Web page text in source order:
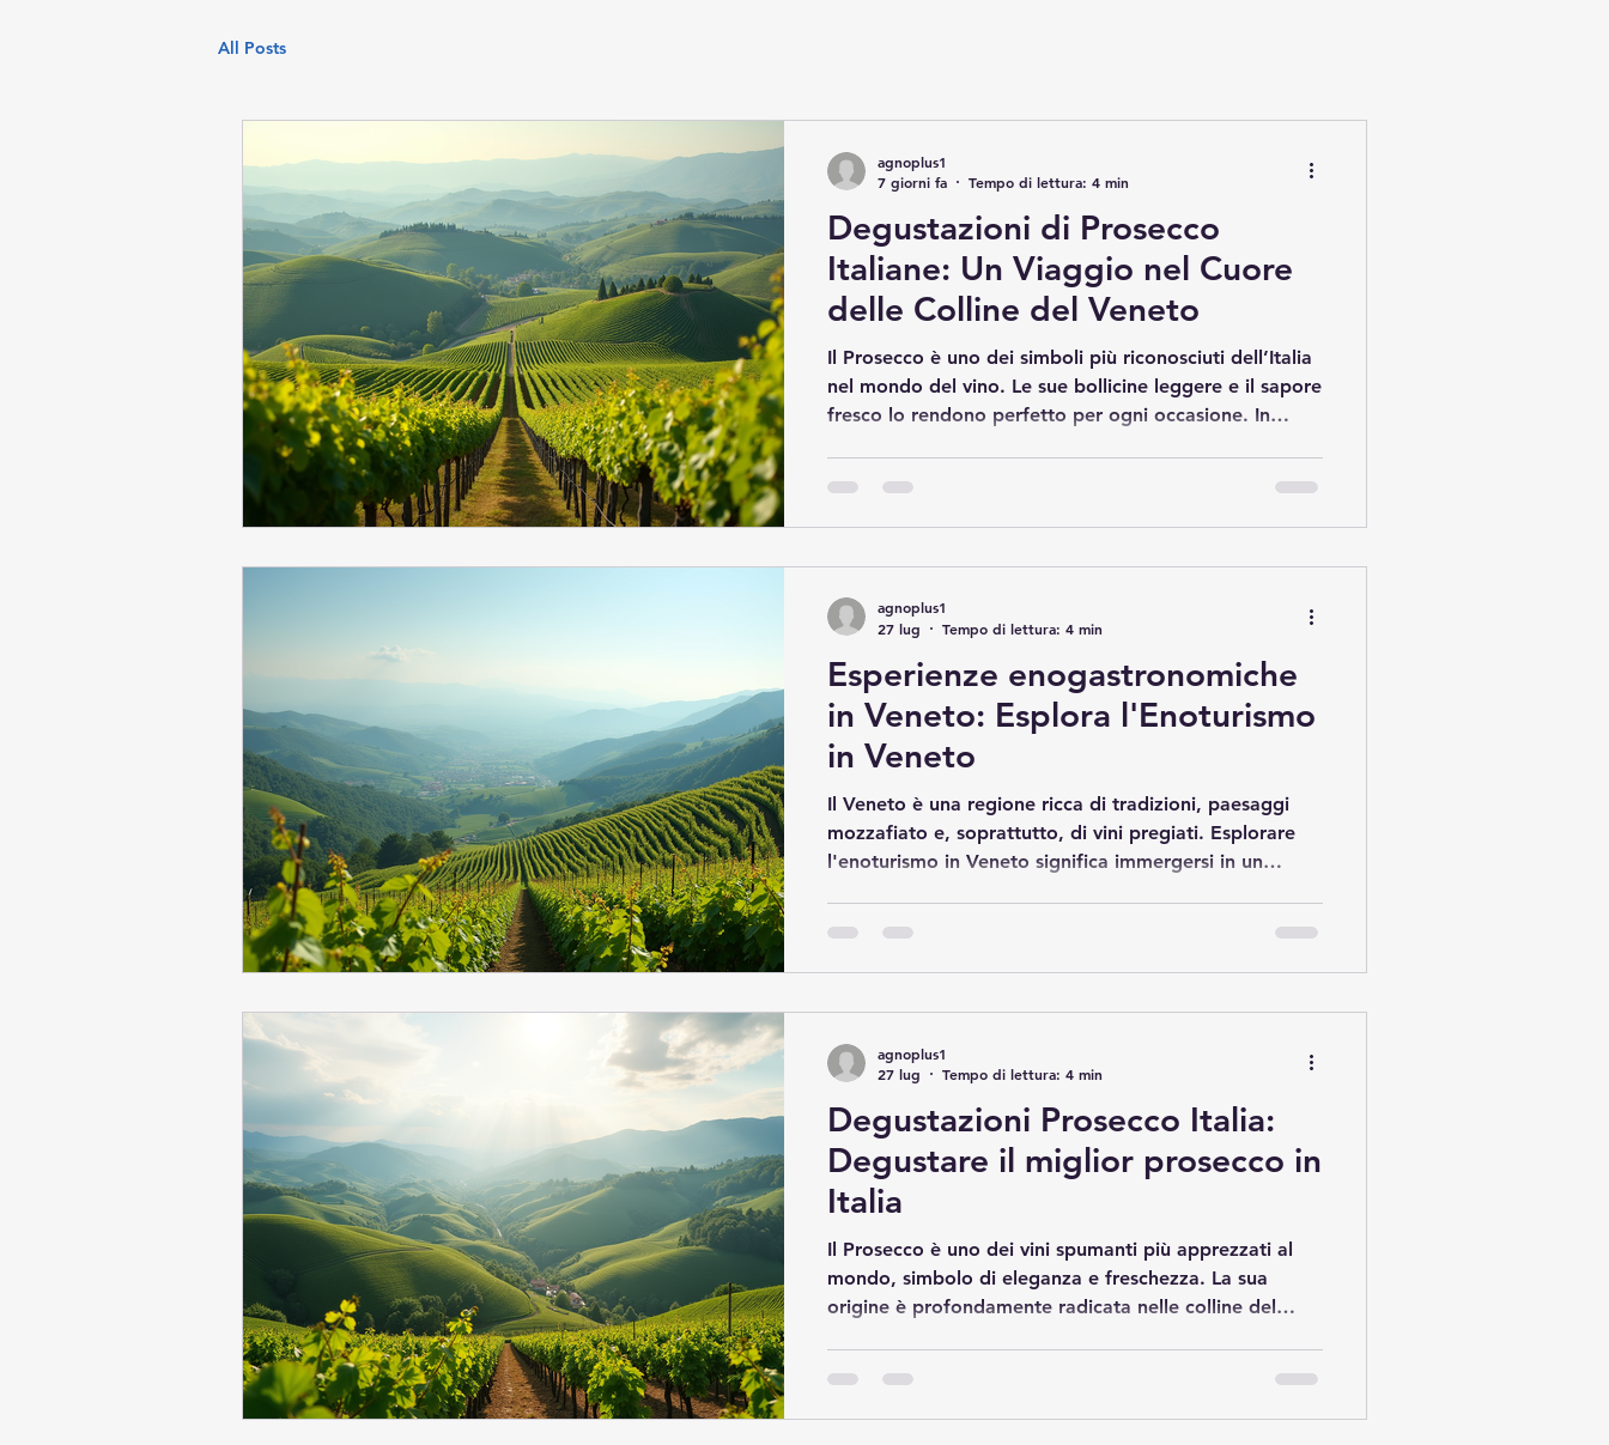
All Posts
Degustazioni di Prosecco
Italiane: Un Viaggio nel Cuore
delle Colline del Veneto
Il Prosecco è uno dei simboli più riconosciuti dell’Italia
nel mondo del vino. Le sue bollicine leggere e il sapore
fresco lo rendono perfetto per ogni occasione. In
un’esperienza unica, capace di unire cultura, natura e
tradizione. In questo articolo, racconterò il mio
agnoplus1
7 giorni fa
Tempo di lettura: 4 min
Esperienze enogastronomiche
in Veneto: Esplora l'Enoturismo
in Veneto
Il Veneto è una regione ricca di tradizioni, paesaggi
mozzafiato e, soprattutto, di vini pregiati. Esplorare
l'enoturismo in Veneto significa immergersi in un
attraverso le migliori esperienze enogastronomiche in
agnoplus1
27 lug
Tempo di lettura: 4 min
Degustazioni Prosecco Italia:
Degustare il miglior prosecco in
Italia
Il Prosecco è uno dei vini spumanti più apprezzati al
mondo, simbolo di eleganza e freschezza. La sua
origine è profondamente radicata nelle colline del
dell'Umanità dall'UNESCO. Degustare il miglior
prosecco in Italia significa immergersi in un’esperienza
agnoplus1
27 lug
Tempo di lettura: 4 min